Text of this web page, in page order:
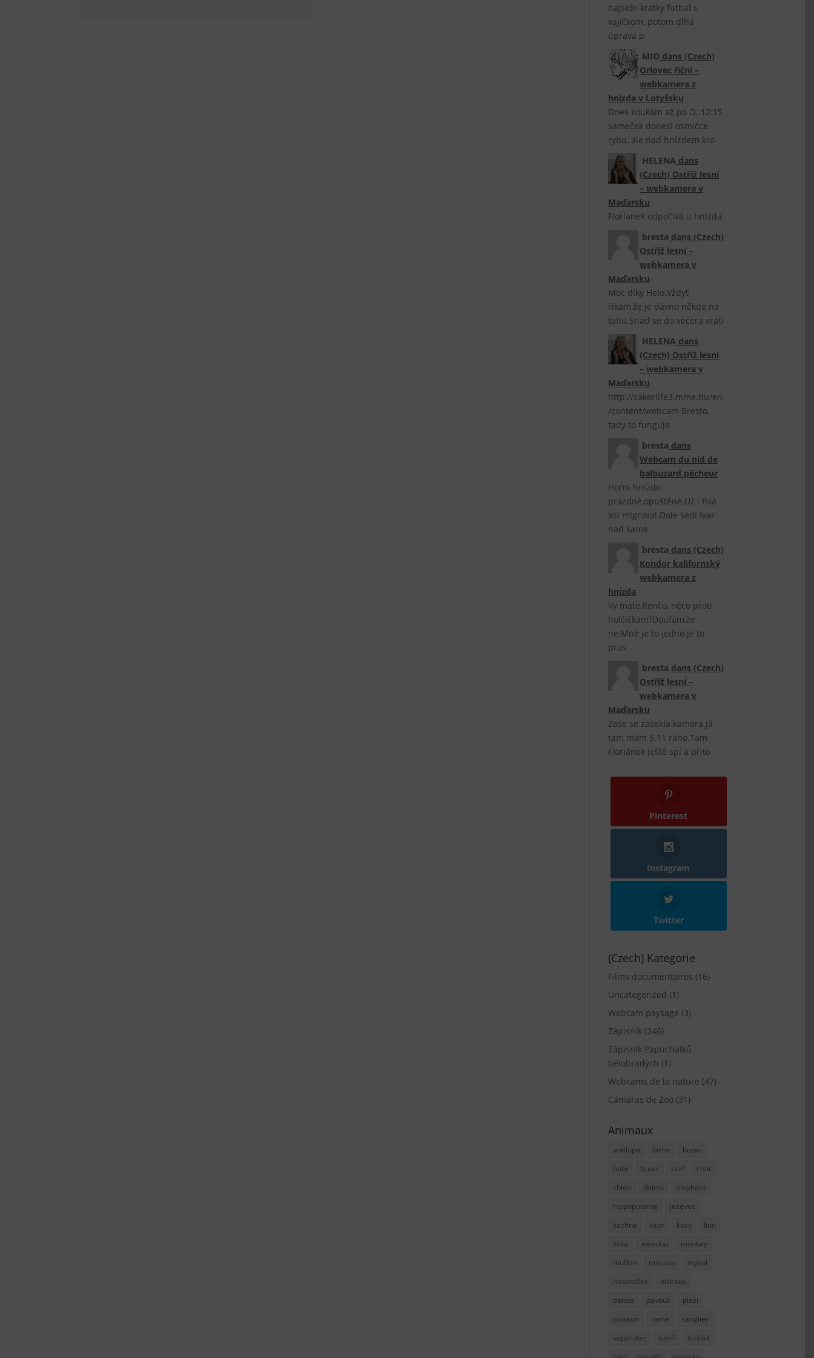
najskôr krátky futbal s
vajíčkom, potom dlhá
úprava p
MIO dans (Czech)
Orlovec říční –
webkamera z
hnízda v Lotyšsku
Dnes koukám až po O. 12:15
sameček donesl osmičce
rybu, ale nad hnízdem kro
HELENA dans
(Czech) Ostříž lesní
– webkamera v
Maďarsku
Florianek odpočívá u hnízda
bresta dans (Czech)
Ostříž lesní –
webkamera v
Maďarsku
Moc díky Helo.Vždyť
říkám,že je dávno někde na
tahu.Snad se do večera vrátí
HELENA dans
(Czech) Ostříž lesní
– webkamera v
Maďarsku
http://sakerlife3.mme.hu/en
/content/webcam Bresto,
tady to funguje
bresta dans
Webcam du nid de
balbuzard pêcheur
Horní hnízdo
prázdné,opuštěné.Už i Paa
asi migroval.Dole sedí Ivar
nad kame
bresta dans (Czech)
Kondor kalifornský
webkamera z
hnízda
Vy máte,Renčo, něco proti
holčičkám?Doufám,že
ne.Mně je to jedno.Je to
pros
bresta dans (Czech)
Ostříž lesní –
webkamera v
Maďarsku
Zase se zasekla kamera.Já
tam mám 5.11 ráno.Tam
Floriánek ještě spí a přito
Pinterest
Instagram
Twitter
(Czech) Kategorie
Films documentaires (16)
Uncategorized (1)
Webcam paysage (3)
Zápisník (246)
Zápisník Papuchalků
bělobradých (1)
Webcams de la nature (47)
Cámaras de Zoo (31)
Animaux
antilopa biche
bison
bobr
buvol cerf
chat
chien
daims
elephant
hippopotame
jezevec
kachna
kapr kozy
lion
liška
meerkat
monkey
muflon
mésuse
mýval
nosorožec
oiseaux
panda
pavouk
plazi
poisson
rame
sanglier
supproter
tuleň
tučňák